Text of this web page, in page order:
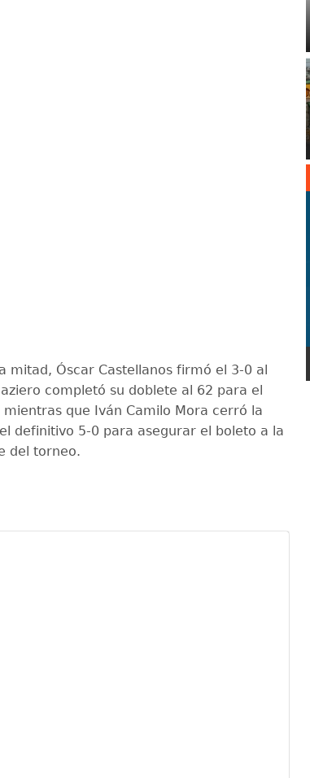
mitad, Óscar Castellanos firmó el 3-0 al
completó su doblete al 62 para el
que Iván Camilo Mora cerró la
definitivo 5-0 para asegurar el boleto a la
del torneo.